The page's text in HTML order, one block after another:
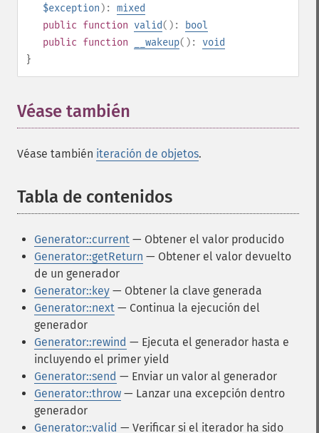
$exception ): mixed
public function valid():
bool
public function __wakeup(): void
}
Véase también
Véase también iteración de objetos.
Tabla de contenidos
Generator::current — Obtener el valor producido
Generator::getReturn — Obtener el valor devuelto
de un generador
Generator::key — Obtener la clave generada
Generator::next — Continua la ejecución del
generador
Generator::rewind — Ejecuta el generador hasta e
incluyendo el primer yield
Generator::send — Enviar un valor al generador
Generator::throw — Lanzar una excepción dentro
generador
Generator::valid — Verificar si el iterador ha sido